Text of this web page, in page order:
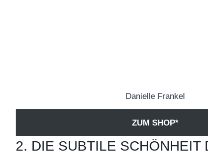
Danielle Frankel
ZUM SHOP*
2. DIE SUBTILE SCHÖNHEIT